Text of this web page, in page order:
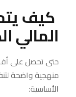
كيف
المالي
حتى تحصل على
منهجية واضحة
الأساسية: